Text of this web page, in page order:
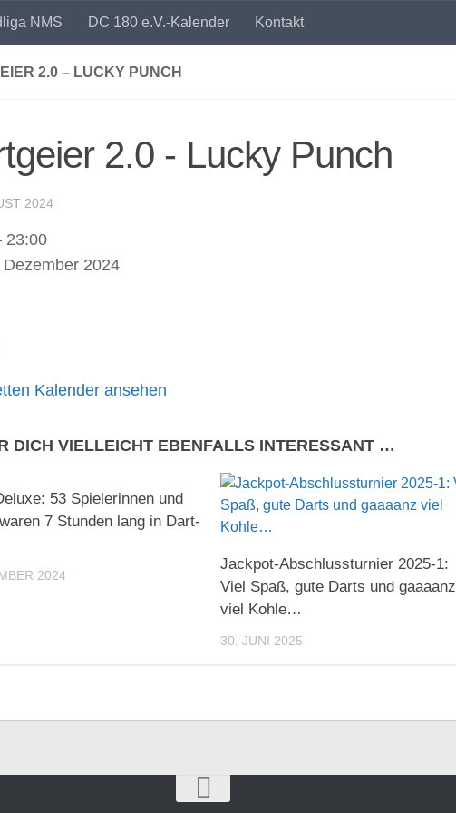
NMS DC 180 e.V.-Kalender Kontakt
2.0 – LUCKY PUNCH
2.0 - Lucky Punch
2024
23:00
Dezember 2024
Kalender ansehen
DICH VIELLEICHT EBENFALLS INTERESSANT …
53 Spielerinnen und
7 Stunden lang in Dart-
2024
Jackpot-Abschlussturnier 2025-1:
Viel Spaß, gute Darts und gaaaanz
viel Kohle…
30. JUNI 2025